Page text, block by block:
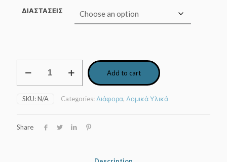
40,30 €
ΔΙΑΣΤΑΣΕΙΣ
φρεατίου
Α15
quantity
Add to cart
SKU:N/A Categories: Διάφορα, Δομικά Υλικά
Share